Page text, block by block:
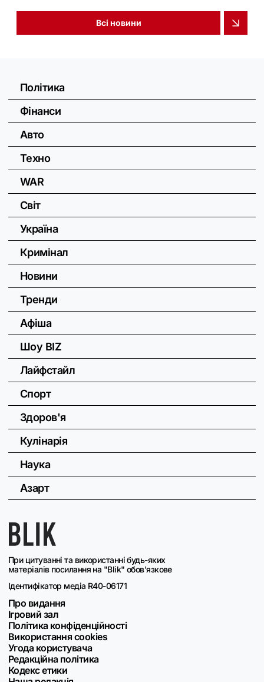
Всі новини
При цитуванні та використанні будь-яких
матеріалів посилання на "Blik" обов'язкове
Ідентифікатор медіа R40-06171
Про видання
Ігровий зал
Політика конфіденційності
Використання cookies
Угода користувача
Редакційна політика
Кодекс етики
Політика
Фінанси
Авто
Техно
WAR
Світ
Україна
Кримінал
Новини
Тренди
Афіша
Шоу BIZ
Лайфстайл
Спорт
Здоров'я
Кулінарія
Наука
Азарт